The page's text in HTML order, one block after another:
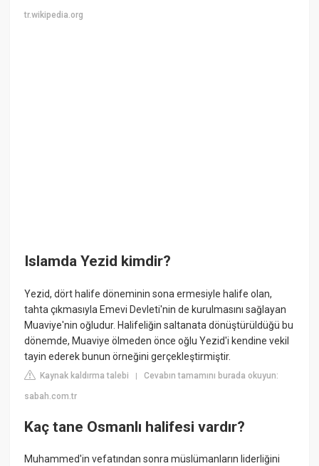
tr.wikipedia.org
Islamda Yezid kimdir?
Yezid, dört halife döneminin sona ermesiyle halife olan,
tahta çıkmasıyla Emevi Devleti'nin de kurulmasını sağlayan
Muaviye'nin oğludur. Halifeliğin saltanata dönüştürüldüğü bu
dönemde, Muaviye ölmeden önce oğlu Yezid'i kendine vekil
tayin ederek bunun örneğini gerçekleştirmiştir.
Kaynak kaldırma talebi |Cevabın tamamını burada okuyun:
sabah.com.tr
Kaç tane Osmanlı halifesi vardır?
Muhammed'in vefatından sonra müslümanların liderliğini